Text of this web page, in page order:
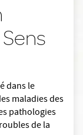
dans le
maladies des
pathologies
de la